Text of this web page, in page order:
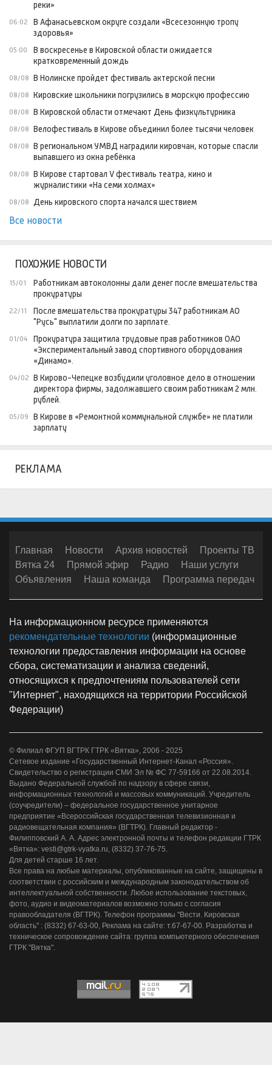
реки»
06:02
В Афанасьевском округе создали «Всесезонную тропу
здоровья»
05:00
В воскресенье в Кировской области ожидается
кратковременный дождь
08/08 В Нолинске пройдет фестиваль актерской песни
08/08 Кировские школьники погрузились в морскую профессию
08/08 В Кировской области отмечают День физкультурника
08/08 Велофестиваль в Кирове объединил более тысячи человек
08/08 В региональном УМВД наградили кировчан, которые спасли
выпавшего из окна ребёнка
08/08 В Кирове стартовал V фестиваль театра, кино и
журналистики «На семи холмах»
08/08 День кировского спорта начался шествием
Все новости
ПОХОЖИЕ НОВОСТИ
15/01
Работникам автоколонны дали денег после вмешательства
прокуратуры
22/11
После вмешательства прокуратуры 347 работникам АО
"Русь" выплатили долги по зарплате.
01/04
Прокуратура защитила трудовые прав работников ОАО
«Экспериментальный завод спортивного оборудования
«Динамо».
04/02 В Кирово-Чепецке возбудили уголовное дело в отношении
директора фирмы, задолжавшего своим работникам 2 млн.
рублей.
05/09
В Кирове в «Ремонтной коммунальной службе» не платили
зарплату
РЕКЛАМА
Главная Новости Архив новостей
Проекты ТВ
Вятка 24
Прямой эфир Радио
Наши услуги
Объявления
Наша команда Программа передач
На информационном ресурсе применяются
рекомендательные технологии (информационные
технологии предоставления информации на основе
сбора, систематизации и анализа сведений,
относящихся к предпочтениям пользователей сети
"Интернет", находящихся на территории Российской
Федерации)
© Филиал ФГУП ВГТРК ГТРК «Вятка», 2006 - 2025
Сетевое издание «Государственный Интернет-Канал «Россия».
Свидетельство о регистрации СМИ Эл № ФС 77-59166 от 22.08.2014.
Выдано Федеральной службой по надзору в сфере связи,
информационных технологий и массовых коммуникаций. Учредитель
(соучредители) – федеральное государственное унитарное
предприятие «Всероссийская государственная телевизионная и
радиовещательная компания» (ВГТРК). Главный редактор -
Филипповский А. А. Адрес электронной почты и телефон редакции ГТРК
«Вятка»: vesti@gtrk-vyatka.ru, (8332) 37-76-75.
Для детей старше 16 лет.
Все права на любые материалы, опубликованные на сайте, защищены в
соответствии с российским и международным законодательством об
интеллектуальной собственности. Любое использование текстовых,
фото, аудио и видеоматериалов возможно только с согласия
правообладателя (ВГТРК). Телефон программы "Вести. Кировская
область" : (8332) 67-63-00, Реклама на сайте: т.67-67-00. Разработка и
техническое сопровождение сайта: группа компьютерного обеспечения
ГТРК "Вятка".